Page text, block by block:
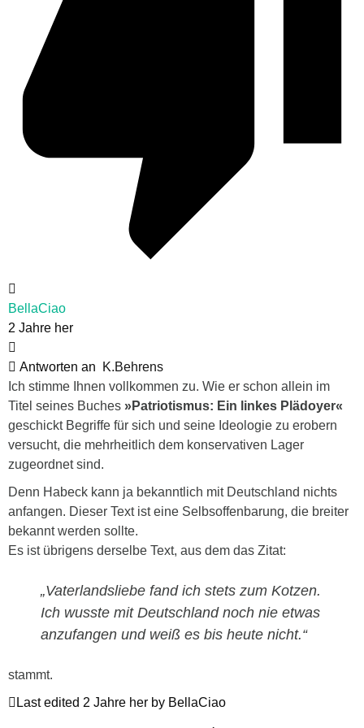
BellaCiao
2 Jahre her
Antworten an
K.Behrens
Ich stimme Ihnen vollkommen zu. Wie er schon allein im
Titel seines Buches »Patriotismus: Ein linkes Plädoyer«
geschickt Begriffe für sich und seine Ideologie zu erobern
versucht, die mehrheitlich dem konservativen Lager
zugeordnet sind.
Denn Habeck kann ja bekanntlich mit Deutschland nichts
anfangen. Dieser Text ist eine Selbsoffenbarung, die breiter
bekannt werden sollte.
Es ist übrigens derselbe Text, aus dem das Zitat:
„Vaterlandsliebe fand ich stets zum Kotzen.
Ich wusste mit Deutschland noch nie etwas
anzufangen und weiß es bis heute nicht.“
stammt.
Last edited 2 Jahre her by BellaCiao